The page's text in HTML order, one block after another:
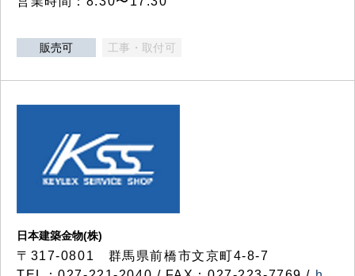
販売可 工事・取付可
日本建築金物(株)
〒317‐0801 群馬県前橋市文京町4-8-7